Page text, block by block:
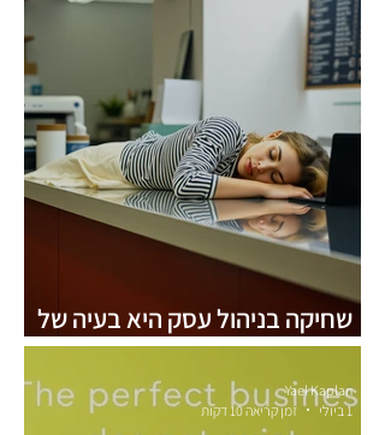
שחיקה בניהול עסק היא בעיה של
מספרים, לא של רגשות
Yael Kaplan
1 ביולי
זמן קריאה 10 דקות